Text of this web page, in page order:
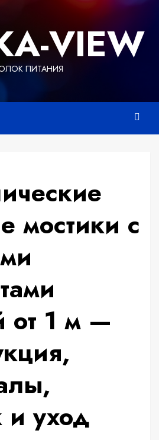
VIEW
ПИТАНИЯ
мостики с
от 1 м —
уход